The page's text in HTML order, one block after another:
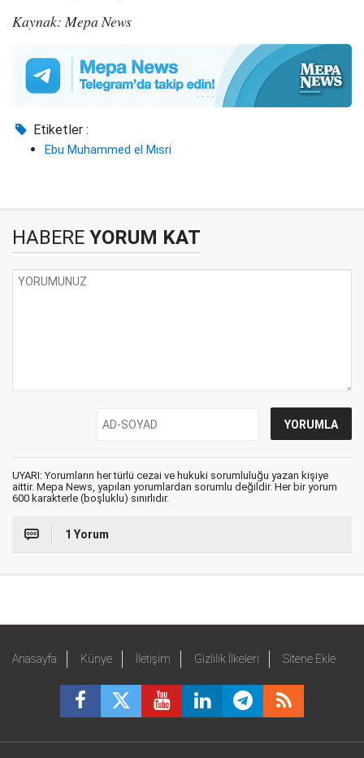
Kaynak: Mepa News
Etiketler :
Ebu Muhammed el Mısri
HABERE YORUM KAT
UYARI: Yorumların her türlü cezai ve hukuki sorumluluğu yazan kişiye
aittir. Mepa News, yapılan yorumlardan sorumlu değildir. Her bir yorum
600 karakterle (boşluklu) sınırlıdır.
1 Yorum
Anasayfa Künye İletişim Gizlilik İlkeleri Sitene Ekle